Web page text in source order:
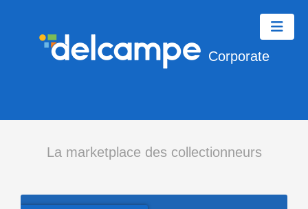
Corporate
La marketplace des collectionneurs